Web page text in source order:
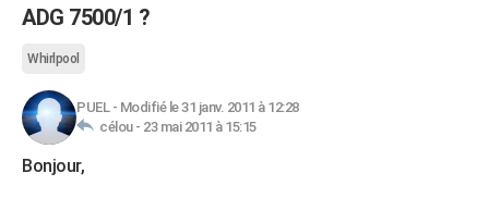
Programme TV
TNTStreaming
Cinéma
Sorties cinéma
Musique
FINANCE
Retraite
Impôts
Epargne
Immobilier
Risques naturels par ville
Banque
Assurance
Crédit
AUTO
Essais
Réserver un essai
Citadines
Berlines
SUV
Forum auto
HIGH-TECH
Mobiles
Meilleur smartphone
Internet
Ordinateurs
Jeux vidéo
Guide high-tech
BRICOLAGE
ADG 7500/1 ?
Whirlpool
PUEL- Modifié le 31 janv. 2011 à 12:28
célou - 23 mai 2011 à 15:15
Bonjour,